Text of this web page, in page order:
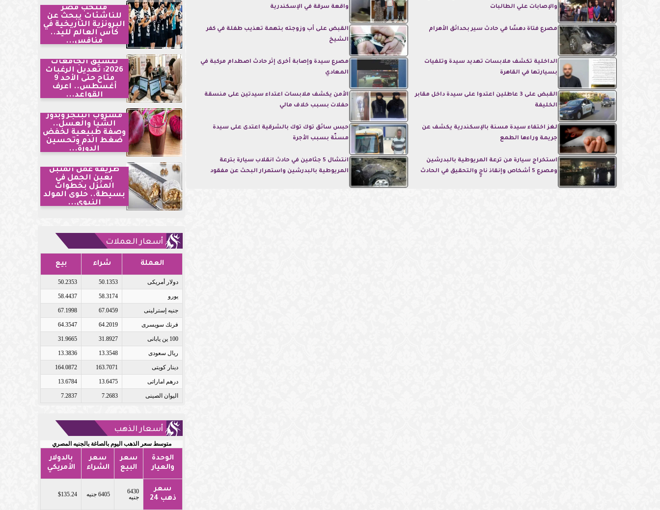
والإصابات علي الطالبات
واقعة سرقة في الإسكندرية
مصرع فتاة دهسًا في حادث سير بحدائق الأهرام
القبض على أب وزوجته بتهمة تعذيب طفلة في كفر
الشيخ
الداخلية تكشف ملابسات تهديد سيدة وتلفيات
بسيارتها في القاهرة
مصرع سيدة وإصابة أخرى إثر حادث اصطدام مركبة في
المعادي
القبض على 3 عاطلين اعتدوا على سيدة داخل مقابر
الخليفة
الأمن يكشف ملابسات اعتداء سيدتين على منسقة
حفلات بسبب خلاف مالي
لغز اختفاء سيدة مسنة بالإسكندرية يكشف عن
جريمة وراءها الطمع
حبس سائق توك توك بالشرقية اعتدى على سيدة
مسنّة بسبب الأجرة
استخراج سيارة من ترعة المريوطية بالبدرشين
ومصرع 5 أشخاص وإنقاذ ناجٍ والتحقيق في الحادث
انتشال 5 جثامين في حادث انقلاب سيارة بترعة
المريوطية بالبدرشين واستمرار البحث عن مفقود
منتخب مصر
للناشئات يبحث عن
البرونزية التاريخية في
كأس العالم لليد..
منافس...
تنسيق الجامعات
2026: تعديل الرغبات
متاح حتى الأحد 9
أغسطس.. اعرف
القواعد...
مشروب البنجر وبذور
الشيا والعسل..
وصفة طبيعية لخفض
ضغط الدم وتحسين
الدورة...
طريقة عمل الملبن
بعين الجمل في
المنزل بخطوات
بسيطة.. حلوى المولد
النبوي...
أسعار العملات
العملة شراء بيع
دولار أمريكى 50.1353
50.2353
يورو 58.3174
58.4437
جنيه إسترلينى 67.0459
67.1998
فرنك سويسرى 64.2019
64.3547
100 ين يابانى 31.8927
31.9665
ريال سعودى 13.3548
13.3836
دينار كويتى 163.7071
164.0872
درهم اماراتى 13.6475
13.6784
اليوان الصينى 7.2683
7.2837
أسعار الذهب
متوسط سعر الذهب اليوم بالصاغة بالجنيه المصري
الوحدة
والعيار
سعر
البيع
سعر
الشراء
بالدولار
الأمريكي
سعر
ذهب 24
6430
جنيه
6405 جنيه $135.24